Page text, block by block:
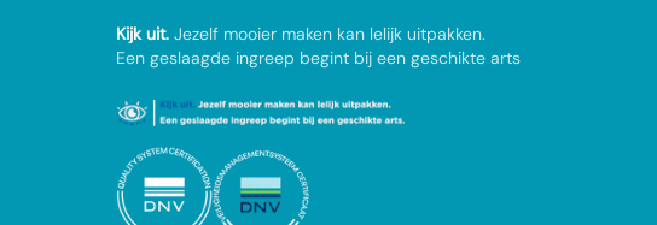
Kijk uit. Jezelf mooier maken kan lelijk uitpakken.
Een geslaagde ingreep begint bij een geschikte arts